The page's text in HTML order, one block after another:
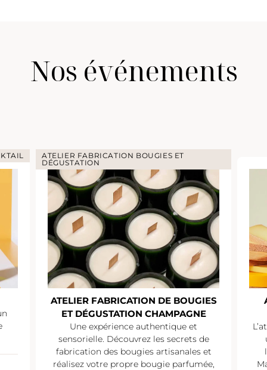
Nos événements
ATELIER FABRICATION BOUGIES ET
DÉGUSTATION
ATELIER FABRICATION DE BOUGIES
ET DÉGUSTATION CHAMPAGNE
Une expérience authentique et
sensorielle. Découvrez les secrets de
fabrication des bougies artisanales et
réalisez votre propre bougie parfumée,